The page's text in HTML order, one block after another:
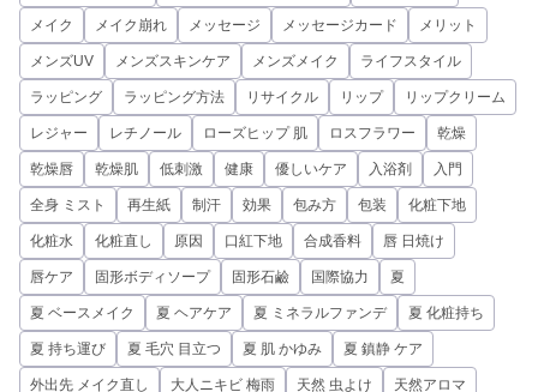
メイク メイク崩れ メッセージ メッセージカード メリット
メンズUV メンズスキンケア メンズメイク ライフスタイル
ラッピング ラッピング方法 リサイクル リップ リップクリーム
レジャー レチノール ローズヒップ 肌 ロスフラワー 乾燥
乾燥唇 乾燥肌 低刺激 健康 優しいケア 入浴剤 入門
全身 ミスト 再生紙 制汗 効果 包み方 包装 化粧下地
化粧水 化粧直し 原因 口紅下地 合成香料 唇 日焼け
唇ケア 固形ボディソープ 固形石鹼 国際協力 夏
夏 ベースメイク 夏 ヘアケア 夏 ミネラルファンデ 夏 化粧持ち
夏 持ち運び 夏 毛穴 目立つ 夏 肌 かゆみ 夏 鎮静 ケア
外出先 メイク直し 大人ニキビ 梅雨 天然 虫よけ 天然アロマ